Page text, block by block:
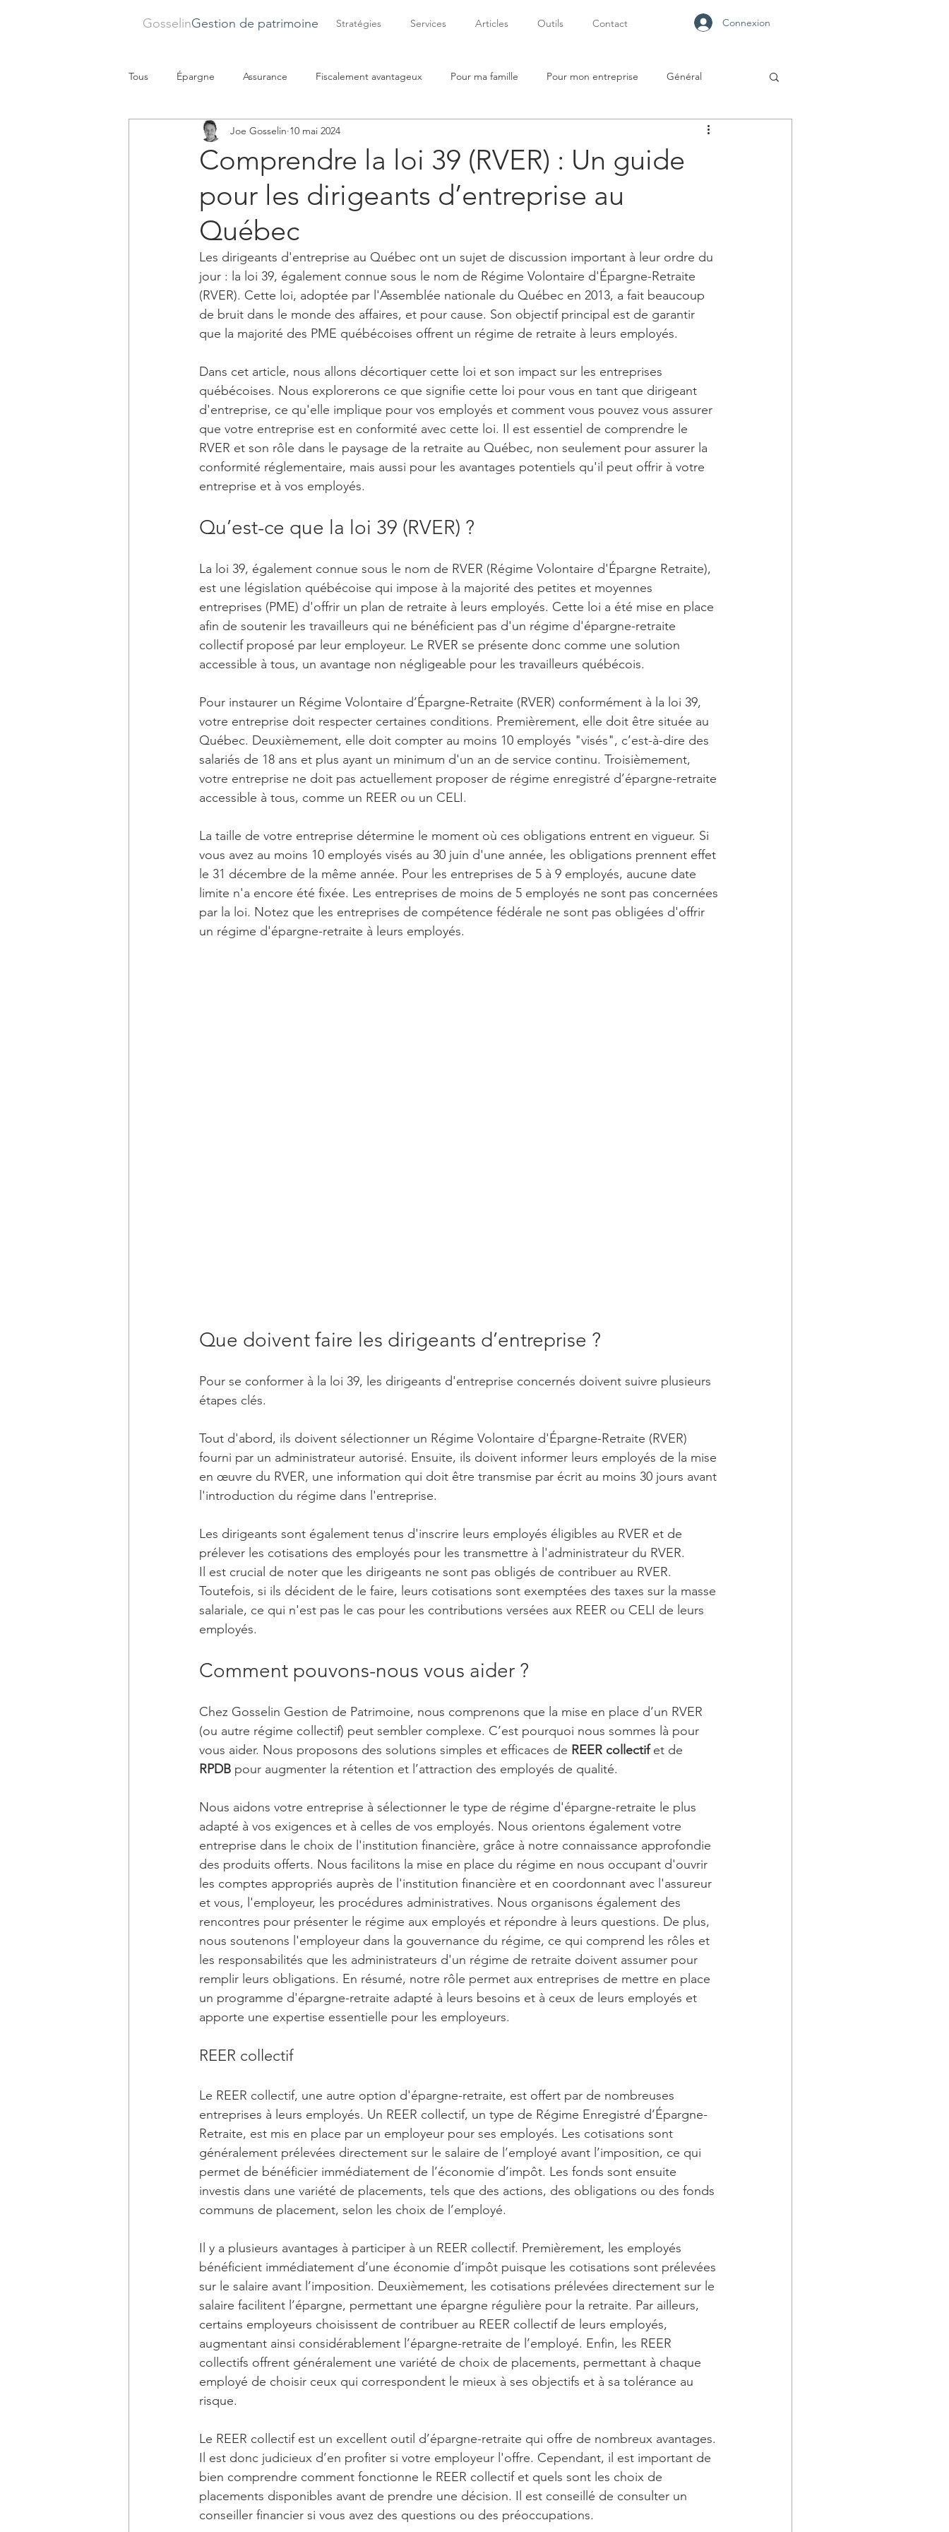
GosselinGestion de patrimoine Stratégies Services Articles Outils Contact Connexion
Tous Épargne Assurance Fiscalement avantageux Pour ma famille Pour mon entreprise Général
Comprendre la loi 39 (RVER) : Un guide
pour les dirigeants d’entreprise au
Québec
Joe Gosselin 10 mai 2024
Les dirigeants d'entreprise au Québec ont un sujet de discussion important à leur ordre du
jour : la loi 39, également connue sous le nom de Régime Volontaire d'Épargne-Retraite
(RVER). Cette loi, adoptée par l'Assemblée nationale du Québec en 2013, a fait beaucoup
de bruit dans le monde des affaires, et pour cause. Son objectif principal est de garantir
que la majorité des PME québécoises offrent un régime de retraite à leurs employés.
Dans cet article, nous allons décortiquer cette loi et son impact sur les entreprises
québécoises. Nous explorerons ce que signifie cette loi pour vous en tant que dirigeant
d'entreprise, ce qu'elle implique pour vos employés et comment vous pouvez vous assurer
que votre entreprise est en conformité avec cette loi. Il est essentiel de comprendre le
RVER et son rôle dans le paysage de la retraite au Québec, non seulement pour assurer la
conformité réglementaire, mais aussi pour les avantages potentiels qu'il peut offrir à votre
entreprise et à vos employés.
Qu’est-ce que la loi 39 (RVER) ?
La loi 39, également connue sous le nom de RVER (Régime Volontaire d'Épargne Retraite),
est une législation québécoise qui impose à la majorité des petites et moyennes
entreprises (PME) d'offrir un plan de retraite à leurs employés. Cette loi a été mise en place
afin de soutenir les travailleurs qui ne bénéficient pas d'un régime d'épargne-retraite
collectif proposé par leur employeur. Le RVER se présente donc comme une solution
accessible à tous, un avantage non négligeable pour les travailleurs québécois.
Pour instaurer un Régime Volontaire d’Épargne-Retraite (RVER) conformément à la loi 39,
votre entreprise doit respecter certaines conditions. Premièrement, elle doit être située au
Québec. Deuxièmement, elle doit compter au moins 10 employés "visés", c’est-à-dire des
salariés de 18 ans et plus ayant un minimum d'un an de service continu. Troisièmement,
votre entreprise ne doit pas actuellement proposer de régime enregistré d’épargne-retraite
accessible à tous, comme un REER ou un CELI.
La taille de votre entreprise détermine le moment où ces obligations entrent en vigueur. Si
vous avez au moins 10 employés visés au 30 juin d'une année, les obligations prennent effet
le 31 décembre de la même année. Pour les entreprises de 5 à 9 employés, aucune date
limite n'a encore été fixée. Les entreprises de moins de 5 employés ne sont pas concernées
par la loi. Notez que les entreprises de compétence fédérale ne sont pas obligées d'offrir
un régime d'épargne-retraite à leurs employés.
Que doivent faire les dirigeants d’entreprise ?
Pour se conformer à la loi 39, les dirigeants d'entreprise concernés doivent suivre plusieurs
étapes clés.
Tout d'abord, ils doivent sélectionner un Régime Volontaire d'Épargne-Retraite (RVER)
fourni par un administrateur autorisé. Ensuite, ils doivent informer leurs employés de la mise
en œuvre du RVER, une information qui doit être transmise par écrit au moins 30 jours avant
l'introduction du régime dans l'entreprise.
Les dirigeants sont également tenus d'inscrire leurs employés éligibles au RVER et de
prélever les cotisations des employés pour les transmettre à l'administrateur du RVER.
Il est crucial de noter que les dirigeants ne sont pas obligés de contribuer au RVER.
Toutefois, si ils décident de le faire, leurs cotisations sont exemptées des taxes sur la masse
salariale, ce qui n'est pas le cas pour les contributions versées aux REER ou CELI de leurs
employés.
Comment pouvons-nous vous aider ?
Chez Gosselin Gestion de Patrimoine, nous comprenons que la mise en place d’un RVER
(ou autre régime collectif) peut sembler complexe. C’est pourquoi nous sommes là pour
vous aider. Nous proposons des solutions simples et efficaces de REER collectif et de
RPDB pour augmenter la rétention et l’attraction des employés de qualité.
Nous aidons votre entreprise à sélectionner le type de régime d'épargne-retraite le plus
adapté à vos exigences et à celles de vos employés. Nous orientons également votre
entreprise dans le choix de l'institution financière, grâce à notre connaissance approfondie
des produits offerts. Nous facilitons la mise en place du régime en nous occupant d'ouvrir
les comptes appropriés auprès de l'institution financière et en coordonnant avec l'assureur
et vous, l'employeur, les procédures administratives. Nous organisons également des
rencontres pour présenter le régime aux employés et répondre à leurs questions. De plus,
nous soutenons l'employeur dans la gouvernance du régime, ce qui comprend les rôles et
les responsabilités que les administrateurs d'un régime de retraite doivent assumer pour
remplir leurs obligations. En résumé, notre rôle permet aux entreprises de mettre en place
un programme d'épargne-retraite adapté à leurs besoins et à ceux de leurs employés et
apporte une expertise essentielle pour les employeurs.
REER collectif
Le REER collectif, une autre option d'épargne-retraite, est offert par de nombreuses
entreprises à leurs employés. Un REER collectif, un type de Régime Enregistré d’Épargne-
Retraite, est mis en place par un employeur pour ses employés. Les cotisations sont
généralement prélevées directement sur le salaire de l’employé avant l’imposition, ce qui
permet de bénéficier immédiatement de l’économie d’impôt. Les fonds sont ensuite
investis dans une variété de placements, tels que des actions, des obligations ou des fonds
communs de placement, selon les choix de l’employé.
Il y a plusieurs avantages à participer à un REER collectif. Premièrement, les employés
bénéficient immédiatement d’une économie d’impôt puisque les cotisations sont prélevées
sur le salaire avant l’imposition. Deuxièmement, les cotisations prélevées directement sur le
salaire facilitent l’épargne, permettant une épargne régulière pour la retraite. Par ailleurs,
certains employeurs choisissent de contribuer au REER collectif de leurs employés,
augmentant ainsi considérablement l’épargne-retraite de l’employé. Enfin, les REER
collectifs offrent généralement une variété de choix de placements, permettant à chaque
employé de choisir ceux qui correspondent le mieux à ses objectifs et à sa tolérance au
risque.
Le REER collectif est un excellent outil d’épargne-retraite qui offre de nombreux avantages.
Il est donc judicieux d’en profiter si votre employeur l'offre. Cependant, il est important de
bien comprendre comment fonctionne le REER collectif et quels sont les choix de
placements disponibles avant de prendre une décision. Il est conseillé de consulter un
conseiller financier si vous avez des questions ou des préoccupations.